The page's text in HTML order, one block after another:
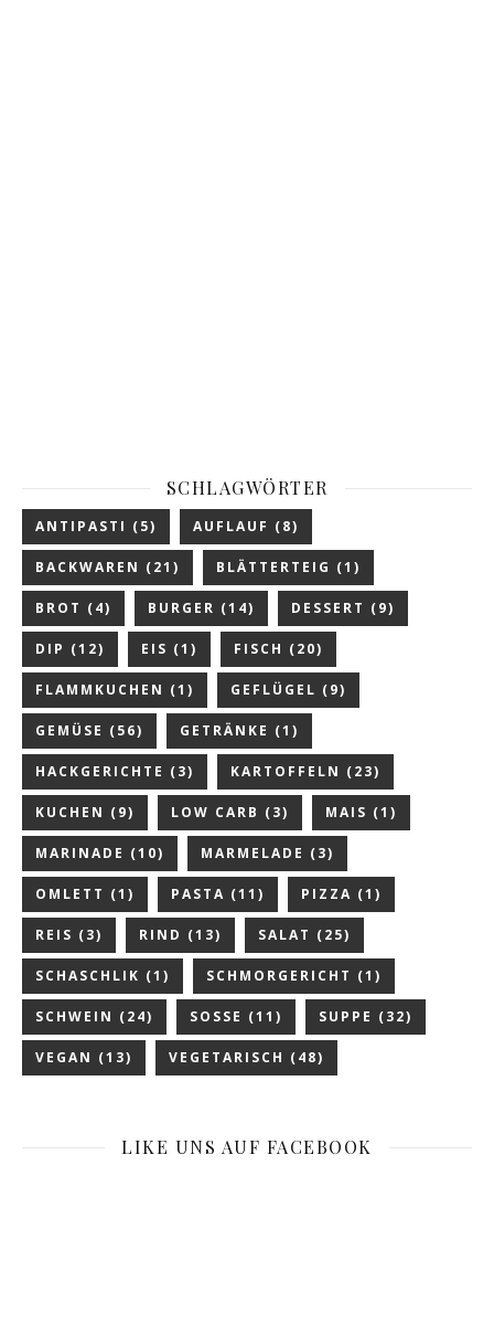
SCHLAGWÖRTER
ANTIPASTI (5) AUFLAUF (8)
BACKWAREN (21) BLÄTTERTEIG (1)
BROT (4) BURGER (14) DESSERT (9)
DIP (12) EIS (1) FISCH (20)
FLAMMKUCHEN (1) GEFLÜGEL (9)
GEMÜSE (56) GETRÄNKE (1)
HACKGERICHTE (3) KARTOFFELN (23)
KUCHEN (9) LOW CARB (3) MAIS (1)
MARINADE (10) MARMELADE (3)
OMLETT (1) PASTA (11) PIZZA (1)
REIS (3) RIND (13) SALAT (25)
SCHASCHLIK (1) SCHMORGERICHT (1)
SCHWEIN (24) SOSSE (11) SUPPE (32)
VEGAN (13) VEGETARISCH (48)
LIKE UNS AUF FACEBOOK